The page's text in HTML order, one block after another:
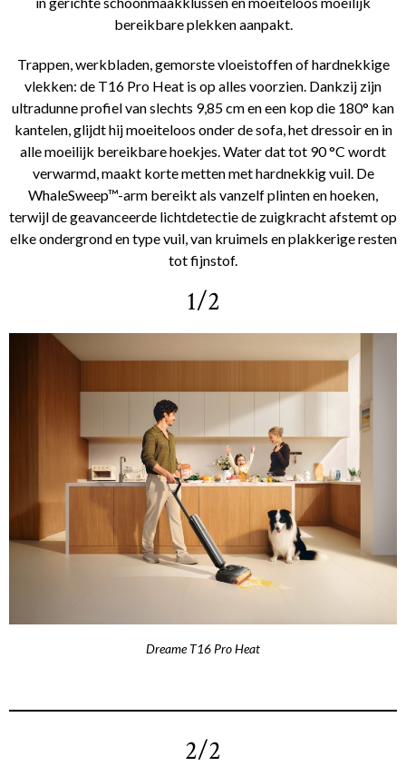
bereikbare plekken aanpakt.
Trappen, werkbladen, gemorste vloeistoffen of hardnekkige
vlekken: de T16 Pro Heat is op alles voorzien. Dankzij zijn
ultradunne profiel van slechts 9,85 cm en een kop die 180° kan
kantelen, glijdt hij moeiteloos onder de sofa, het dressoir en in
alle moeilijk bereikbare hoekjes. Water dat tot 90 °C wordt
verwarmd, maakt korte metten met hardnekkig vuil. De
WhaleSweep™-arm bereikt als vanzelf plinten en hoeken,
terwijl de geavanceerde lichtdetectie de zuigkracht afstemt op
elke ondergrond en type vuil, van kruimels en plakkerige resten
tot fijnstof.
1/2
Dreame T16 Pro Heat
2/2